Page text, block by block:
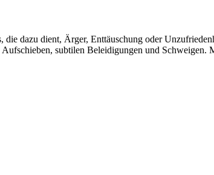
dazu dient, Ärger, Enttäuschung oder
subtilen Beleidigungen und Schweigen.